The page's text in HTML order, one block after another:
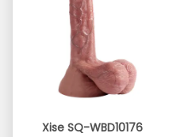
Xise SQ-WBD10176